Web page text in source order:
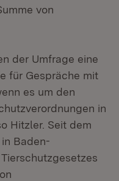
von
der Umfrage eine
für Gespräche mit
es um den
in
Hitzler. Seit dem
Baden-